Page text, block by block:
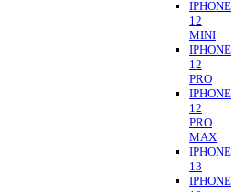
IPHONE
12
MINI
IPHONE
12
PRO
IPHONE
12
PRO
MAX
IPHONE
13
IPHONE